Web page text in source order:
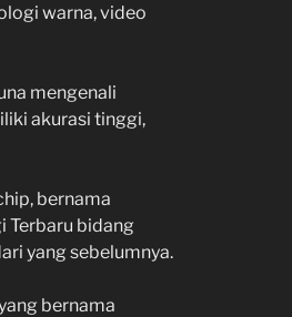
warna, video
mengenali
akurasi tinggi,
bernama
Terbaru bidang
yang sebelumnya.
bernama